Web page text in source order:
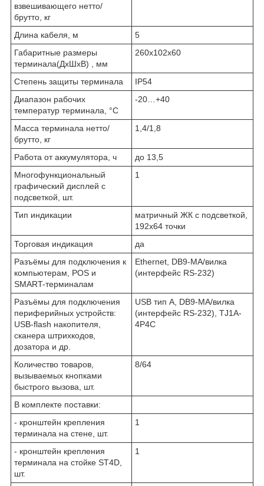
взвешивающего нетто/
брутто, кг
Длина кабеля, м
5
Габаритные размеры
терминала(ДхШхВ) , мм
260x102x60
Степень защиты терминала
IP54
Диапазон рабочих
температур терминала, °С
-20…+40
Масса терминала нетто/
брутто, кг
1,4/1,8
Работа от аккумулятора, ч
до 13,5
Многофункциональный
графический дисплей с
подсветкой, шт.
1
Тип индикации
матричный ЖК с подсветкой,
192х64 точки
Торговая индикация
да
Разъёмы для подключения к
компьютерам, POS и
SMART-терминалам
Ethernet, DB9-MА/вилка
(интерфейс RS-232)
Разъёмы для подключения
периферийных устройств:
USB-flash накопителя,
сканера штрихкодов,
дозатора и др.
USB тип А, DB9-MА/вилка
(интерфейс RS-232), TJ1A-
4P4C
Количество товаров,
вызываемых кнопками
быстрого вызова, шт.
8/64
В комплекте поставки:
- кронштейн крепления
терминала на стене, шт.
1
- кронштейн крепления
терминала на стойке ST4D,
шт.
1